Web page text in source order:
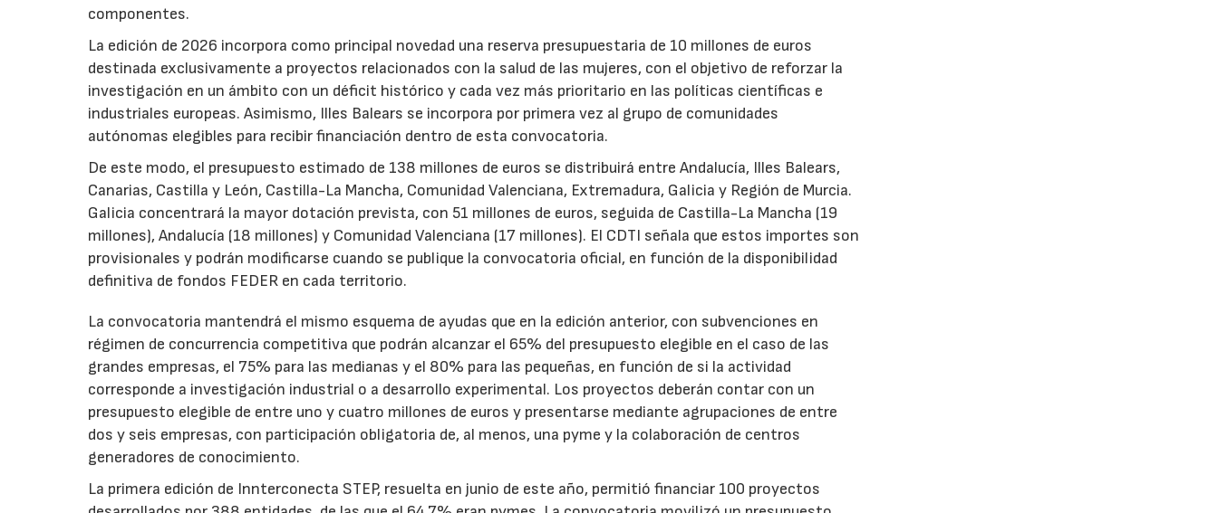
componentes.
La edición de 2026 incorpora como principal novedad una reserva presupuestaria de 10 millones de euros
destinada exclusivamente a proyectos relacionados con la salud de las mujeres, con el objetivo de reforzar la
investigación en un ámbito con un déficit histórico y cada vez más prioritario en las políticas científicas e
industriales europeas. Asimismo, Illes Balears se incorpora por primera vez al grupo de comunidades
autónomas elegibles para recibir financiación dentro de esta convocatoria.
De este modo, el presupuesto estimado de 138 millones de euros se distribuirá entre Andalucía, Illes Balears,
Canarias, Castilla y León, Castilla-La Mancha, Comunidad Valenciana, Extremadura, Galicia y Región de Murcia.
Galicia concentrará la mayor dotación prevista, con 51 millones de euros, seguida de Castilla-La Mancha (19
millones), Andalucía (18 millones) y Comunidad Valenciana (17 millones). El CDTI señala que estos importes son
provisionales y podrán modificarse cuando se publique la convocatoria oficial, en función de la disponibilidad
definitiva de fondos FEDER en cada territorio.
La convocatoria mantendrá el mismo esquema de ayudas que en la edición anterior, con subvenciones en
régimen de concurrencia competitiva que podrán alcanzar el 65% del presupuesto elegible en el caso de las
grandes empresas, el 75% para las medianas y el 80% para las pequeñas, en función de si la actividad
corresponde a investigación industrial o a desarrollo experimental. Los proyectos deberán contar con un
presupuesto elegible de entre uno y cuatro millones de euros y presentarse mediante agrupaciones de entre
dos y seis empresas, con participación obligatoria de, al menos, una pyme y la colaboración de centros
generadores de conocimiento.
La primera edición de Innterconecta STEP, resuelta en junio de este año, permitió financiar 100 proyectos